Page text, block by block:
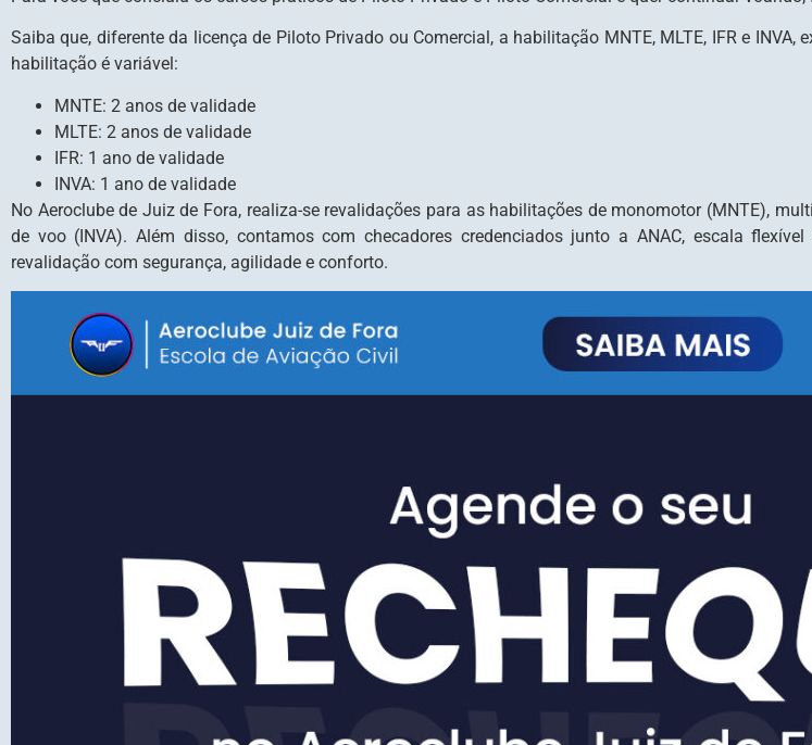
Saiba que, diferente da licença de Piloto Privado ou Comercial, a habilitação MNTE, MLTE, IFR e
habilitação é variável:
MNTE: 2 anos de validade
MLTE: 2 anos de validade
IFR: 1 ano de validade
INVA: 1 ano de validade
No Aeroclube de Juiz de Fora, realiza-se revalidações para as habilitações de monomotor (MNTE),
de voo (INVA). Além disso, contamos com checadores credenciados junto a ANAC, escala
revalidação com segurança, agilidade e conforto.